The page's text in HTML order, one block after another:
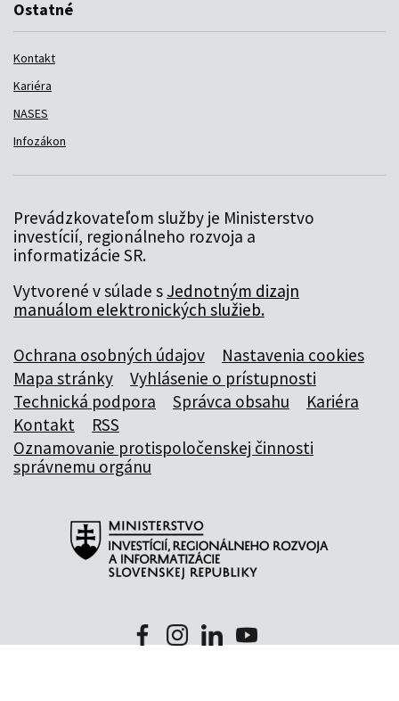
Ostatné
Kontakt
Kariéra
NASES
Infozákon
Prevádzkovateľom služby je Ministerstvo
investícií, regionálneho rozvoja a
informatizácie SR.
Vytvorené v súlade s Jednotným dizajn
manuálom elektronických služieb.
Ochrana osobných údajov
Nastavenia cookies
Mapa stránky
Vyhlásenie o prístupnosti
Technická podpora
Správca obsahu
Kariéra
Kontakt
RSS
Oznamovanie protispoločenskej činnosti
správnemu orgánu